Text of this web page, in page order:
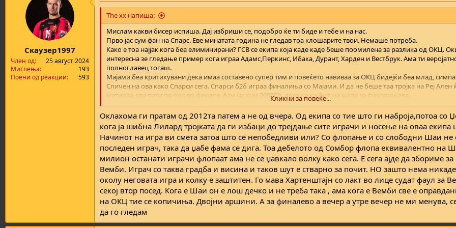
t
o
Скаузер1997
Член од
25 август 2024
Мислења
193
Поени од реакции
593
The xx напиша:
Мислам какви бисер испиша. Дај избриши се, подобро ќе ти биде и тебе и на нас.
Прво јас сум фан на Спарс. Еве минатата година не гледав тоа клошарите твои. Немаше потреба.
Како е тоа најјак кога беа елиминирани? ГСВ се екипа која каде каде беше поомилена за разлика од ОКЦ.
интересна зе гледање пример кога играа Адамс,Перкинс, Ибака, Дурант, Харден и Вестбрук. Ама ти
полноглавец тогаш.
Мајами беа критикувани дека имаа составено супер тим и повеќето навиваа за ОКЦ бидејќи беа млад,
Сличен на ова како Спарси сега. Спарси б2б играа финалиња со Мајами. И да не беше таа тројка на Реј Ален
матираа два пати по ред во финале. Али јас сум 20000% дека не си бил на мапа за финалињава.
Хејтот повеќе беше кон змијата али ти толку си прател во ГСВ. Дај боже да ве трпиме вака уште 10 години со
елиминации во конференциски. Патем ова 10 години живи били па видели. Шаи е 27. Уште 3-5 сезони
здрав добро ќе биде.
Патем ниту ГСВ ниту Мајами не беа хејтани поради начинот на игра. Туку поради третманот од НБА околу
го направија.
Сега Вилихамс Мичел. Сите имале повреди. Ако е така и Денвер без Гордон не треба да смета дека сте ги
коректно?Хаилбуртон што се поврди во мајсторката го забораваш? Не бе не сте токму жими се. Каков
Ова последново така лошо ќе ти се лупне од глава. Ама нека биде нека трепка.
Се курчеше и после 5та утакмица овде па гледаме како помина се тоа.
Викам јас новиве генерации глупи, неписмени ем арогантни.
Кликни за повеќе...
Оклахома ги пратам од 2012та патем а не од вчера. Од екипа со тие што ги наброја,потоа со
кога ја шибна Лилард тројката да ги избаци до трејдање сите играчи и носење на оваа екипа
Начинот на игра ви смета затоа што се непобедливи или? Со флопање и со слободни Шаи
последен играч, така да џабе фама се дига. Тоа дебелото од Сомбор флопа еквивалентно на
милион останати играчи флопаат ама не се џавкало волку како сега. Е сега ајде да збориме за
Вемби. Играч со таква градба и висина и таков шут е стварно за почит. НО зашто нема
околу неговата игра и колку е заштитен. Го мава Хартенштајн со лакт во лице судат фаул за
секој втор посед. Кога е Шаи он е лош дечко и не треба така , ама кога е Вемби све е
на ОКЦ тие се копичиња. Двојни аршини. А за финалево а вечер а утре вечер не ми менува,
да го гледам